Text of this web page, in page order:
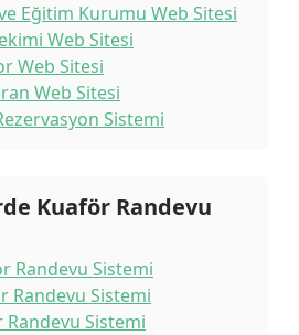
Eğitim Kurumu Web Sitesi
Web Sitesi
Web Sitesi
Web Sitesi
Sistemi
Kuaför Randevu
Randevu Sistemi
Randevu Sistemi
Sistemi